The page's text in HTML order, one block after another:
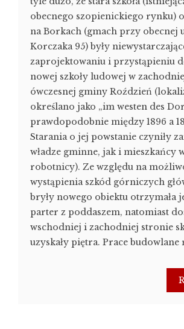
obecnego szopienickiego rynku)
na Borkach (gmach przy obecnej
Korczaka 95) były
zaprojektowaniu i przystąpieniu
nowej szkoły ludowej w
ówczesnej gminy Roździeń
określano jako „im westen des
prawdopodobnie między 1896 a
Starania o jej powstanie czyniły
władze gminne, jak i mieszkańcy
robotnicy). Ze względu na
wystąpienia szkód górniczych
bryły nowego obiektu otrzymała
parter z poddaszem, natomiast
wschodniej i zachodniej stronie
uzyskały piętra. Prace budowlane